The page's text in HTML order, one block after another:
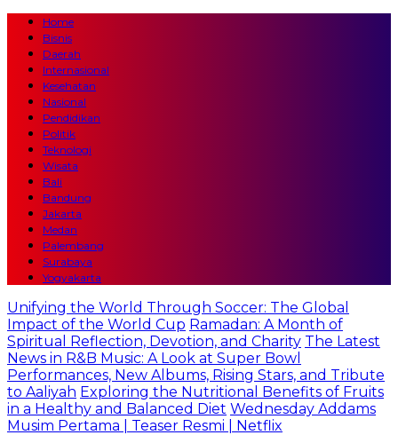
Home
Bisnis
Daerah
Internasional
Kesehatan
Nasional
Pendidikan
Politik
Teknologi
Wisata
Bali
Bandung
Jakarta
Medan
Palembang
Surabaya
Yogyakarta
Unifying the World Through Soccer: The Global
Impact of the World Cup Ramadan: A Month of
Spiritual Reflection, Devotion, and Charity The Latest
News in R&B Music: A Look at Super Bowl
Performances, New Albums, Rising Stars, and Tribute
to Aaliyah Exploring the Nutritional Benefits of Fruits
in a Healthy and Balanced Diet Wednesday Addams
Musim Pertama | Teaser Resmi | Netflix